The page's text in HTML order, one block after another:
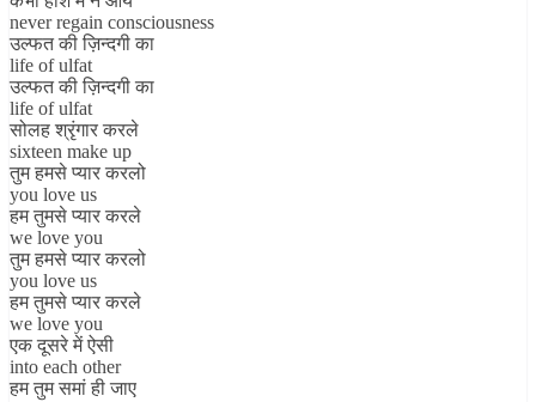
never regain consciousness
उल्फत की ज़िन्दगी का
life of ulfat
उल्फत की ज़िन्दगी का
life of ulfat
सोलह श्रृंगार करले
sixteen make up
तुम हमसे प्यार करलो
you love us
हम तुमसे प्यार करले
we love you
तुम हमसे प्यार करलो
you love us
हम तुमसे प्यार करले
we love you
एक दूसरे में ऐसी
into each other
हम तुम समां ही जाए